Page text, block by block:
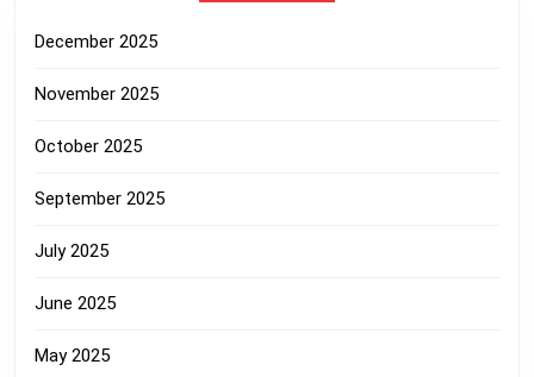
December 2025
November 2025
October 2025
September 2025
July 2025
June 2025
May 2025